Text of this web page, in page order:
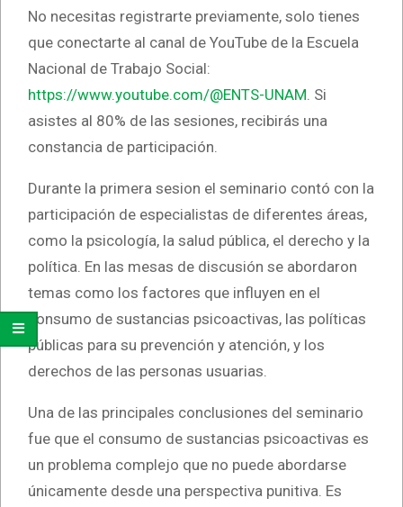
No necesitas registrarte previamente, solo tienes
que conectarte al canal de YouTube de la Escuela
Nacional de Trabajo Social:
https://www.youtube.com/@ENTS-UNAM. Si
asistes al 80% de las sesiones, recibirás una
constancia de participación.
Durante la primera sesion el seminario contó con la
participación de especialistas de diferentes áreas,
como la psicología, la salud pública, el derecho y la
política. En las mesas de discusión se abordaron
temas como los factores que influyen en el
consumo de sustancias psicoactivas, las políticas
públicas para su prevención y atención, y los
derechos de las personas usuarias.
Una de las principales conclusiones del seminario
fue que el consumo de sustancias psicoactivas es
un problema complejo que no puede abordarse
únicamente desde una perspectiva punitiva. Es